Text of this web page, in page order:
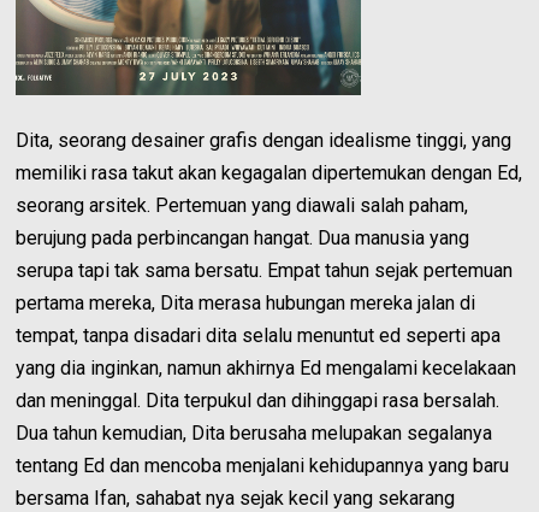
Dita, seorang desainer grafis dengan idealisme tinggi, yang
memiliki rasa takut akan kegagalan dipertemukan dengan Ed,
seorang arsitek. Pertemuan yang diawali salah paham,
berujung pada perbincangan hangat. Dua manusia yang
serupa tapi tak sama bersatu. Empat tahun sejak pertemuan
pertama mereka, Dita merasa hubungan mereka jalan di
tempat, tanpa disadari dita selalu menuntut ed seperti apa
yang dia inginkan, namun akhirnya Ed mengalami kecelakaan
dan meninggal. Dita terpukul dan dihinggapi rasa bersalah.
Dua tahun kemudian, Dita berusaha melupakan segalanya
tentang Ed dan mencoba menjalani kehidupannya yang baru
bersama Ifan, sahabat nya sejak kecil yang sekarang